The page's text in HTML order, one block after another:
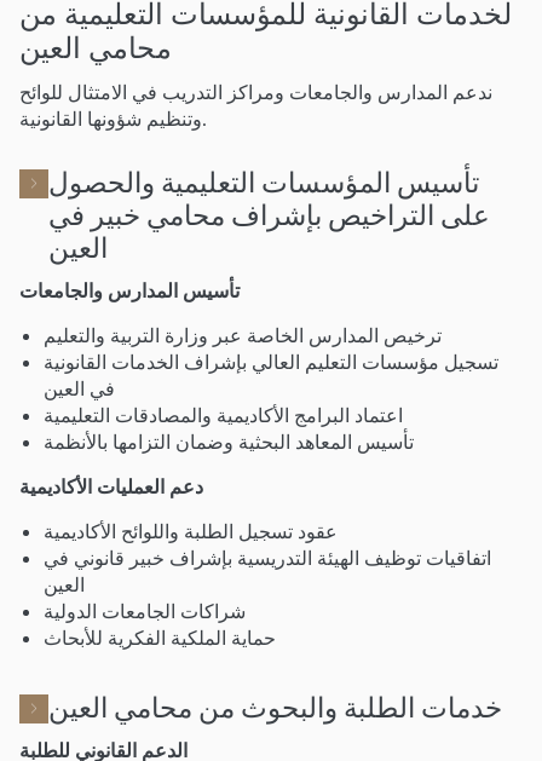
لخدمات القانونية للمؤسسات التعليمية من
محامي العين
ندعم المدارس والجامعات ومراكز التدريب في الامتثال للوائح
وتنظيم شؤونها القانونية.
تأسيس المؤسسات التعليمية والحصول
على التراخيص بإشراف محامي خبير في
العين
تأسيس المدارس والجامعات
ترخيص المدارس الخاصة عبر وزارة التربية والتعليم
تسجيل مؤسسات التعليم العالي بإشراف الخدمات القانونية
في العين
اعتماد البرامج الأكاديمية والمصادقات التعليمية
تأسيس المعاهد البحثية وضمان التزامها بالأنظمة
دعم العمليات الأكاديمية
عقود تسجيل الطلبة واللوائح الأكاديمية
اتفاقيات توظيف الهيئة التدريسية بإشراف خبير قانوني في
العين
شراكات الجامعات الدولية
حماية الملكية الفكرية للأبحاث
خدمات الطلبة والبحوث من محامي العين
الدعم القانوني للطلبة